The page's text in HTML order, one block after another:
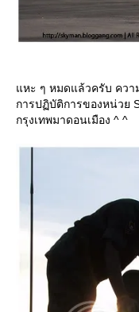
หะ ๆ หมดแล้วครับ ความ
การปฏิบัติการของหน่วย
กรุงเทพมาดอนเมือง ^ ^